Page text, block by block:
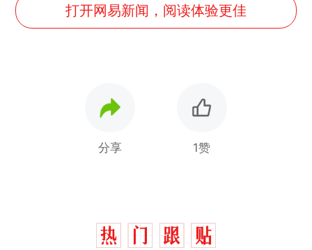
打开网易新闻，阅读体验更佳
分享 1赞